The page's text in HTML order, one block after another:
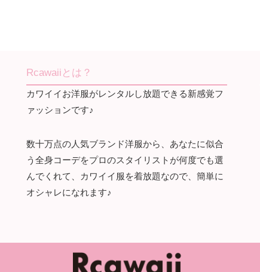
Rcawaiiとは？
カワイイお洋服がレンタルし放題できる新感覚フ
ァッションです♪
数十万点の人気ブランド洋服から、あなたに似合
う全身コーデをプロのスタイリストが何度でも選
んでくれて、カワイイ服を着放題なので、簡単に
オシャレになれます♪